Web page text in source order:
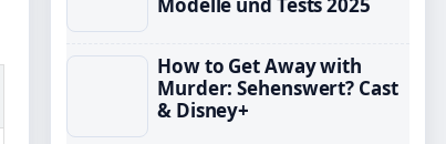
How to Get Away with
Murder: Sehenswert? Cast
& Disney+